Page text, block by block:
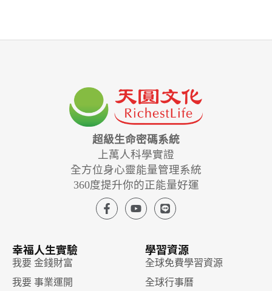
超級生命密碼系統
上萬人科學實證
全方位身心靈能量管理系統
360度提升你的正能量好運
幸福人生實驗
我要 金錢財富
我要 事業運開
學習資源
全球免費學習資源
全球行事曆